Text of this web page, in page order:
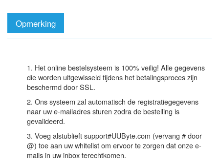
Opmerking
1. Het online bestelsysteem is 100% veilig! Alle gegevens
die worden uitgewisseld tijdens het betalingsproces zijn
beschermd door SSL.
2. Ons systeem zal automatisch de registratiegegevens
naar uw e-mailadres sturen zodra de bestelling is
gevalideerd.
3. Voeg alstublieft support#UUByte.com (vervang # door
@) toe aan uw whitelist om ervoor te zorgen dat onze e-
mails in uw inbox terechtkomen.